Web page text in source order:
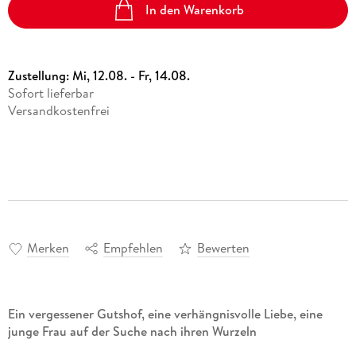
In den Warenkorb
Zustellung:Mi, 12.08. - Fr, 14.08.
Sofort lieferbar
Versandkostenfrei
Merken Empfehlen Bewerten
Ein vergessener Gutshof, eine verhängnisvolle Liebe, eine
junge Frau auf der Suche nach ihren Wurzeln